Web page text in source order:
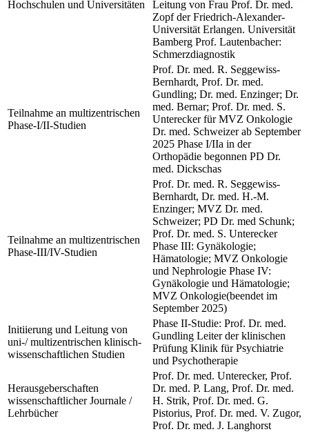
Hochschulen und Universitäten
Leitung von Frau Prof. Dr. med.
Zopf der Friedrich-Alexander-
Universität Erlangen. Universität
Bamberg Prof. Lautenbacher:
Schmerzdiagnostik
Teilnahme an multizentrischen
Phase-I/II-Studien
Prof. Dr. med. R. Seggewiss-
Bernhardt, Prof. Dr. med.
Gundling; Dr. med. Enzinger; Dr.
med. Bernar; Prof. Dr. med. S.
Unterecker für MVZ Onkologie
Dr. med. Schweizer ab September
2025 Phase I/IIa in der
Orthopädie begonnen PD Dr.
med. Dickschas
Teilnahme an multizentrischen
Phase-III/IV-Studien
Prof. Dr. med. R. Seggewiss-
Bernhardt, Dr. med. H.-M.
Enzinger; MVZ Dr. med.
Schweizer; PD Dr. med Schunk;
Prof. Dr. med. S. Unterecker
Phase III: Gynäkologie;
Hämatologie; MVZ Onkologie
und Nephrologie Phase IV:
Gynäkologie und Hämatologie;
MVZ Onkologie(beendet im
September 2025)
Initiierung und Leitung von
uni-/ multizentrischen klinisch-
wissenschaftlichen Studien
Phase II-Studie: Prof. Dr. med.
Gundling Leiter der klinischen
Prüfung Klinik für Psychiatrie
und Psychotherapie
Herausgeberschaften
wissenschaftlicher Journale /
Lehrbücher
Prof. Dr. med. Unterecker, Prof.
Dr. med. P. Lang, Prof. Dr. med.
H. Strik, Prof. Dr. med. G.
Pistorius, Prof. Dr. med. V. Zugor,
Prof. Dr. med. J. Langhorst